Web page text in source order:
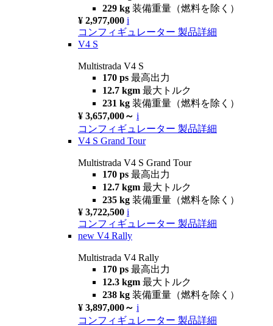
229 kg 装備重量（燃料を除く）
¥ 2,977,000 i
コンフィギュレーター 製品詳細
V4 S
Multistrada V4 S
170 ps 最高出力
12.7 kgm 最大トルク
231 kg 装備重量（燃料を除く）
¥ 3,657,000～ i
コンフィギュレーター 製品詳細
V4 S Grand Tour
Multistrada V4 S Grand Tour
170 ps 最高出力
12.7 kgm 最大トルク
235 kg 装備重量（燃料を除く）
¥ 3,722,500 i
コンフィギュレーター 製品詳細
new V4 Rally
Multistrada V4 Rally
170 ps 最高出力
12.3 kgm 最大トルク
238 kg 装備重量（燃料を除く）
¥ 3,897,000～ i
コンフィギュレーター 製品詳細